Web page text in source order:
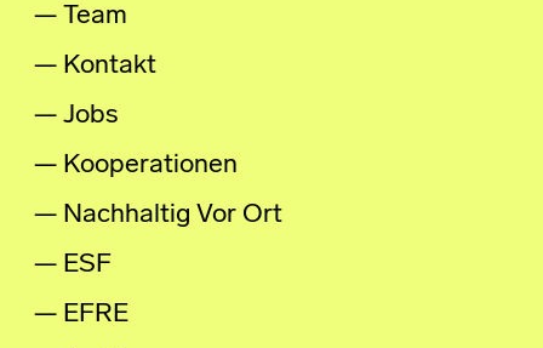
Team
Kontakt
Jobs
Kooperationen
Nachhaltig Vor Ort
ESF
EFRE